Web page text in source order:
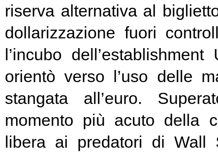
riserva alternativa al
dollarizzazione fuori
l’incubo
orientò verso l’uso delle
stangata all’euro.
momento più acuto della
libera ai predatori di Wall